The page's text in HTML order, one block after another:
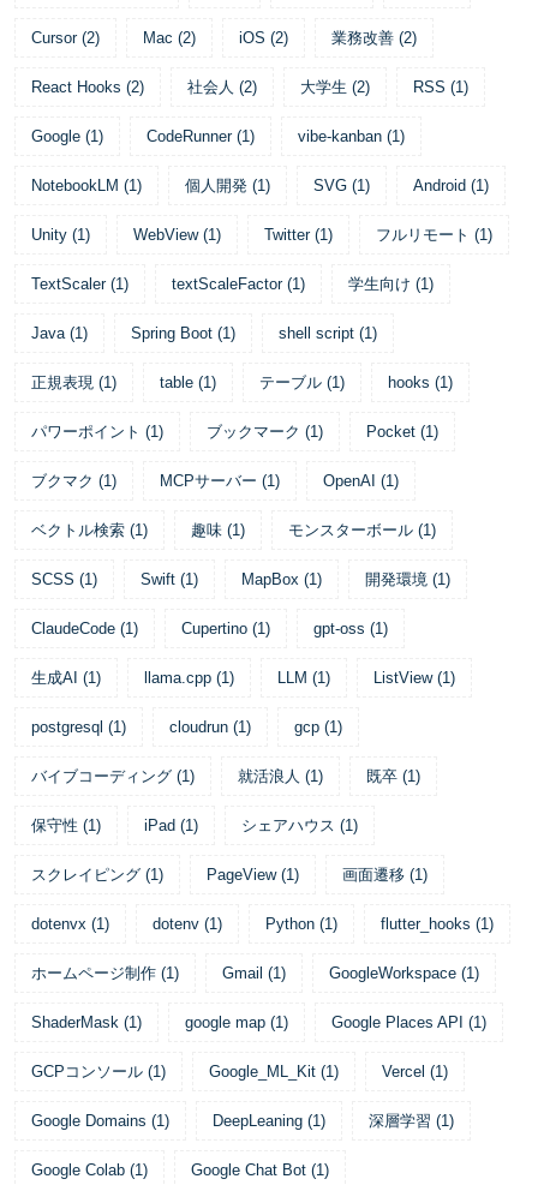
Cursor (2) Mac (2) iOS (2) 業務改善 (2)
React Hooks (2) 社会人 (2) 大学生 (2) RSS (1)
Google (1) CodeRunner (1) vibe-kanban (1)
NotebookLM (1) 個人開発 (1) SVG (1) Android (1)
Unity (1) WebView (1) Twitter (1) フルリモート (1)
TextScaler (1) textScaleFactor (1) 学生向け (1)
Java (1) Spring Boot (1) shell script (1)
正規表現 (1) table (1) テーブル (1) hooks (1)
パワーポイント (1) ブックマーク (1) Pocket (1)
ブクマク (1) MCPサーバー (1) OpenAI (1)
ベクトル検索 (1) 趣味 (1) モンスターボール (1)
SCSS (1) Swift (1) MapBox (1) 開発環境 (1)
ClaudeCode (1) Cupertino (1) gpt-oss (1)
生成AI (1) llama.cpp (1) LLM (1) ListView (1)
postgresql (1) cloudrun (1) gcp (1)
バイブコーディング (1) 就活浪人 (1) 既卒 (1)
保守性 (1) iPad (1) シェアハウス (1)
スクレイピング (1) PageView (1) 画面遷移 (1)
dotenvx (1) dotenv (1) Python (1) flutter_hooks (1)
ホームページ制作 (1) Gmail (1) GoogleWorkspace (1)
ShaderMask (1) google map (1) Google Places API (1)
GCPコンソール (1) Google_ML_Kit (1) Vercel (1)
Google Domains (1) DeepLeaning (1) 深層学習 (1)
Google Colab (1) Google Chat Bot (1)